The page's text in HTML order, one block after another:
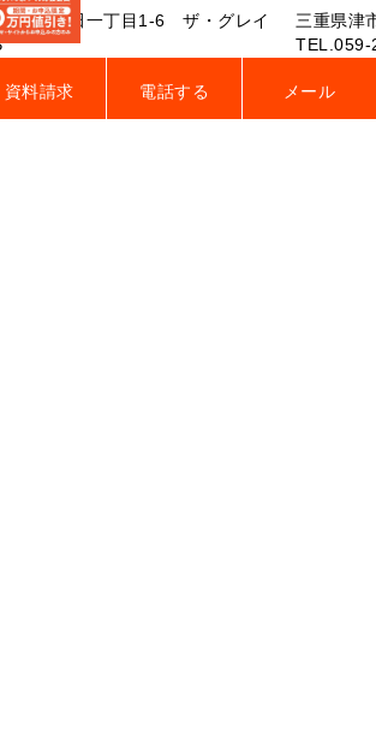
市市芝田一丁目1-6 ザ・グレイ
10：00～19：00 定休日：水曜
始・夏季休業
三重県津
TEL.059-
曜（祝日
資料請求 電話する メール